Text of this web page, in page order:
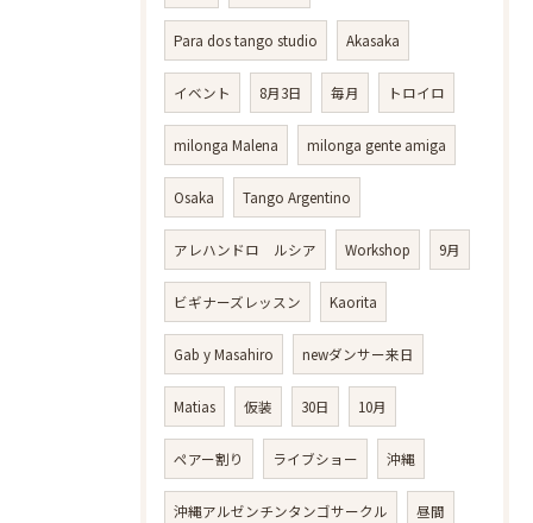
Para dos tango studio Akasaka
イベント 8月3日 毎月 トロイロ
milonga Malena milonga gente amiga
Osaka Tango Argentino
アレハンドロ ルシア Workshop 9月
ビギナーズレッスン Kaorita
Gab y Masahiro newダンサー来日
Matias 仮装 30日 10月
ペアー割り ライブショー 沖縄
沖縄アルゼンチンタンゴサークル 昼間